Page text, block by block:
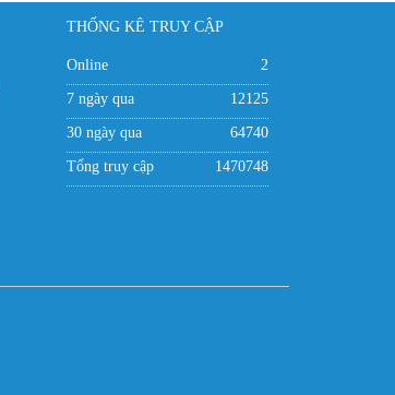
THỐNG KÊ TRUY CẬP
Online 2
7 ngày qua 12125
30 ngày qua 64740
Tổng truy cập 1470748